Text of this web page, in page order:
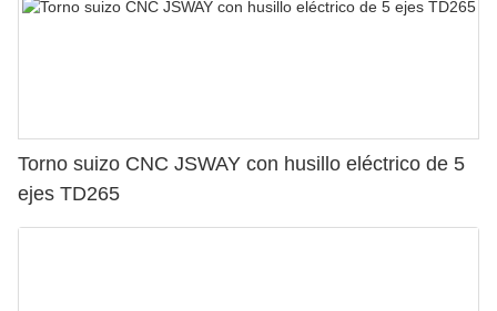
Torno suizo CNC JSWAY con husillo eléctrico de 5
ejes TD265